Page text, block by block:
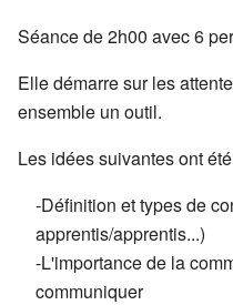
Séance de 2h00 avec 6
Elle démarre sur les
ensemble un outil.
Les idées suivantes ont
-Définition et types de
apprentis/apprentis...)
-L'importance de la
communiquer